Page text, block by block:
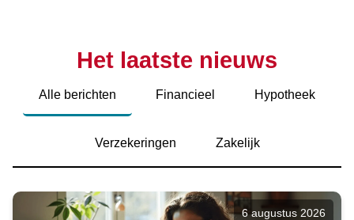
Het laatste nieuws
Alle berichten Financieel Hypotheek
Verzekeringen Zakelijk
6 augustus 2026